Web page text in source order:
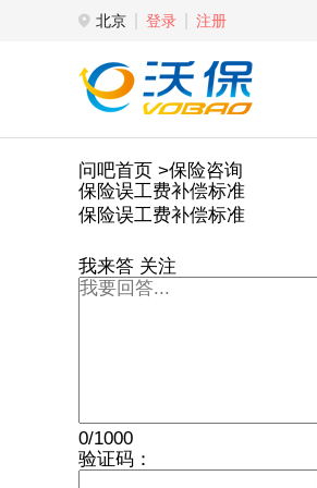
北京 登录 注册
问吧首页 >保险咨询
保险误工费补偿标准
保险误工费补偿标准
我来答 关注
0/1000
验证码：